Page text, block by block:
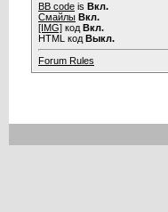
BB code is Вкл.
Смайлы Вкл.
[IMG] код Вкл.
HTML код Выкл.
Forum Rules